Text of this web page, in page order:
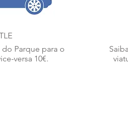
Parque para o
versa 10€.